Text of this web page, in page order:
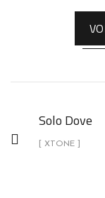
Solo Dove
[ XTONE ]